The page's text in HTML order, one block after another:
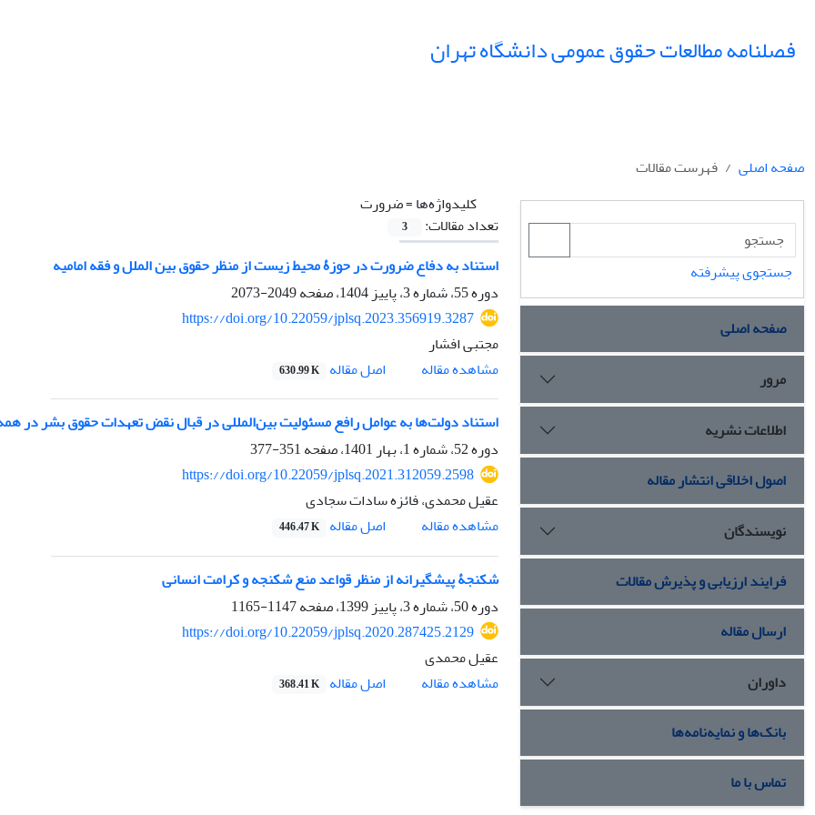
فصلنامه مطالعات حقوق عمومی دانشگاه تهران
صفحه اصلی
فهرست مقالات
کلیدواژه‌ها =ضرورت
تعداد مقالات:
3
استناد به دفاع ضرورت در حوزۀ محیط ‏زیست از منظر حقوق بین ‏الملل و فقه امامیه
دوره 55، شماره 3، پاییز 1404، صفحه
2049-2073
https://doi.org/10.22059/jplsq.2023.356919.3287
مجتبی افشار
مشاهده مقاله
اصل مقاله 630.99 K
استناد دولت‌ها به عوامل رافع مسئولیت بین‌المللی در قبال نقض تعهدات حقوق بشر در
دوره 52، شماره 1، بهار 1401، صفحه
351-377
https://doi.org/10.22059/jplsq.2021.312059.2598
عقیل محمدی، فائزه سادات سجادی
مشاهده مقاله
اصل مقاله 446.47 K
شکنجۀ پیشگیرانه از منظر قواعد منع شکنجه و کرامت انسانی
دوره 50، شماره 3، پاییز 1399، صفحه
1147-1165
https://doi.org/10.22059/jplsq.2020.287425.2129
عقیل محمدی
مشاهده مقاله
اصل مقاله 368.41 K
جستجوی پیشرفته
صفحه اصلی
مرور
اطلاعات نشریه
اصول اخلاقی انتشار مقاله
نویسندگان
فرایند ارزیابی و پذیرش مقالات
ارسال مقاله
داوران
بانک‌ها و نمایه‌نامه‌ها
تماس با ما